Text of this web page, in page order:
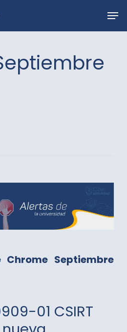
Chrome Septiembre
01 CSIRT